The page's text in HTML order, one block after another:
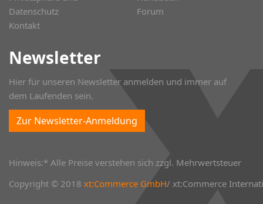
Datenschutz
Kontakt
Forum
Newsletter
Hier für unseren Newsletter anmelden und immer auf
dem Laufenden sein.
Zur Newsletter-Anmeldung
Hinweis:* Alle Preise verstehen sich zzgl. Mehrwertsteuer
Copyright © 2018 xt:Commerce GmbH/ xt:Commerce